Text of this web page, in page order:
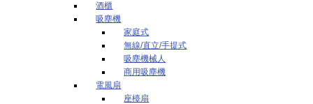
酒櫃
吸塵機
家庭式
無線/直立/手提式
吸塵機械人
商用吸塵機
電風扇
座檯扇